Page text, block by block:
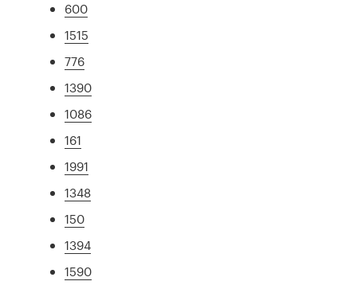
600
1515
776
1390
1086
161
1991
1348
150
1394
1590